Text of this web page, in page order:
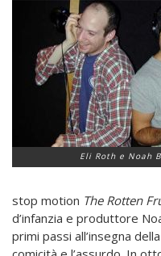
Eli Roth e Noah
stop motion The Rotten
d’infanzia e produttore
primi passi all’insegna